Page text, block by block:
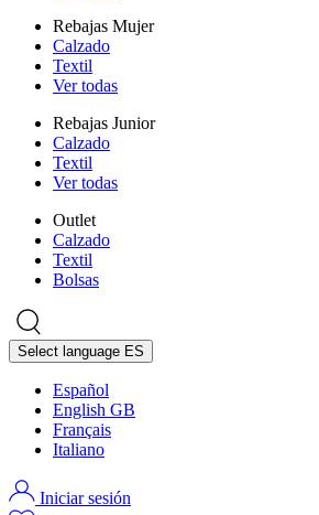
Rebajas Mujer
Calzado
Textil
Ver todas
Rebajas Junior
Calzado
Textil
Ver todas
Outlet
Calzado
Textil
Bolsas
Select language ES
Español
English GB
Français
Italiano
Iniciar sesión